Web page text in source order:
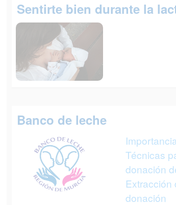
Sentirte bien durante la
Banco de leche
Técnicas
donación
Extracción
donación